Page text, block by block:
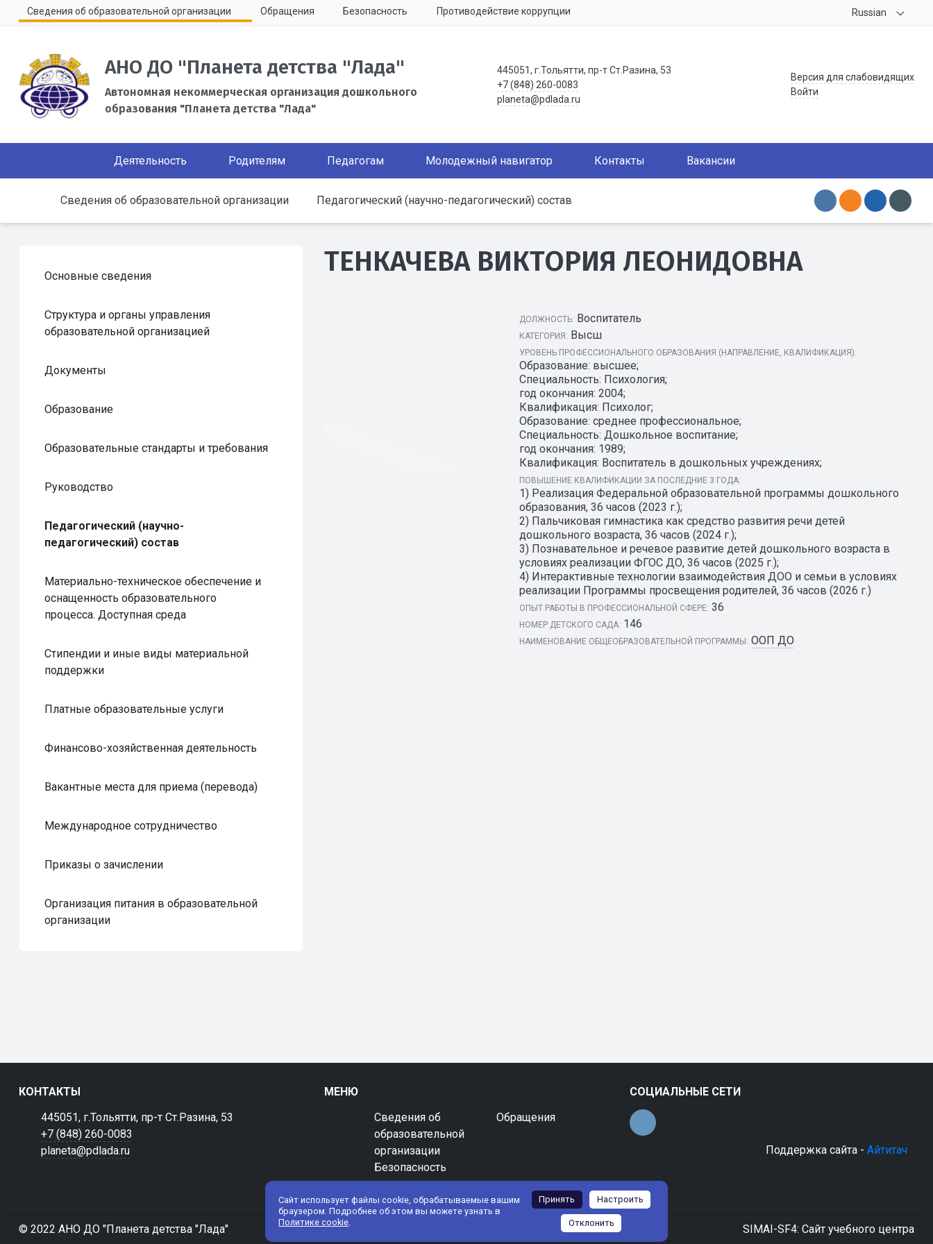
Сайт использует файлы cookie, обрабатываемые вашим
браузером. Подробнее об этом вы можете узнать в
Политике cookie
Принять Настроить
Отклонить
Сведения об образовательной организации Обращения Безопасность Противодействие коррупции Russian
АНО ДО "Планета детства "Лада"
Автономная некоммерческая организация дошкольного
образования "Планета детства "Лада"
445051, г.Тольятти, пр-т Ст.Разина, 53
+7 (848) 260-0083
planeta@pdlada.ru
Версия для слабовидящих
Войти
Деятельность Родителям Педагогам Молодежный навигатор Контакты Вакансии
Сведения об образовательной организации Педагогический (научно-педагогический) состав
Основные сведения
Структура и органы управления
образовательной организацией
Документы
Образование
Образовательные стандарты и требования
Руководство
Педагогический (научно-
педагогический) состав
Материально-техническое обеспечение и
оснащенность образовательного
процесса. Доступная среда
Стипендии и иные виды материальной
поддержки
Платные образовательные услуги
Финансово-хозяйственная деятельность
Вакантные места для приема (перевода)
Международное сотрудничество
Приказы о зачислении
Организация питания в образовательной
организации
ТЕНКАЧЕВА ВИКТОРИЯ ЛЕОНИДОВНА
ДОЛЖНОСТЬ: Воспитатель
КАТЕГОРИЯ: Высш
УРОВЕНЬ ПРОФЕССИОНАЛЬНОГО ОБРАЗОВАНИЯ (НАПРАВЛЕНИЕ, КВАЛИФИКАЦИЯ):
Образование: высшее;
Специальность: Психология;
год окончания: 2004;
Квалификация: Психолог;
Образование: среднее профессиональное;
Специальность: Дошкольное воспитание;
год окончания: 1989;
Квалификация: Воспитатель в дошкольных учреждениях;
ПОВЫШЕНИЕ КВАЛИФИКАЦИИ ЗА ПОСЛЕДНИЕ 3 ГОДА:
1) Реализация Федеральной образовательной программы дошкольного
образования, 36 часов (2023 г.);
2) Пальчиковая гимнастика как средство развития речи детей
дошкольного возраста, 36 часов (2024 г.);
3) Познавательное и речевое развитие детей дошкольного возраста в
условиях реализации ФГОС ДО, 36 часов (2025 г.);
4) Интерактивные технологии взаимодействия ДОО и семьи в условиях
реализации Программы просвещения родителей, 36 часов (2026 г.)
ОПЫТ РАБОТЫ В ПРОФЕССИОНАЛЬНОЙ СФЕРЕ: 36
НОМЕР ДЕТСКОГО САДА: 146
НАИМЕНОВАНИЕ ОБЩЕОБРАЗОВАТЕЛЬНОЙ ПРОГРАММЫ: ООП ДО
КОНТАКТЫ
445051, г.Тольятти, пр-т Ст.Разина, 53
+7 (848) 260-0083
planeta@pdlada.ru
МЕНЮ
Сведения об
образовательной
организации
Обращения
Безопасность
СОЦИАЛЬНЫЕ СЕТИ
Поддержка сайта - Айтитач
© 2022 АНО ДО "Планета детства "Лада" SIMAI-SF4: Сайт учебного центра